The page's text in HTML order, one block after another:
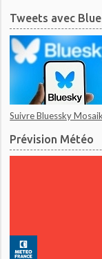
Tweets avec
Suivre Bluessky
Prévision Météo